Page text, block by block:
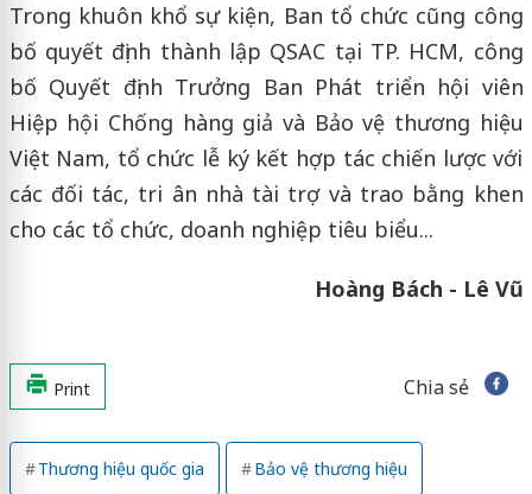
Trong khuôn khổ sự kiện, Ban tổ chức cũng công
bố quyết định thành lập QSAC tại TP. HCM, công
bố Quyết định Trưởng Ban Phát triển hội viên
Hiệp hội Chống hàng giả và Bảo vệ thương hiệu
Việt Nam, tổ chức lễ ký kết hợp tác chiến lược với
các đối tác, tri ân nhà tài trợ và trao bằng khen
cho các tổ chức, doanh nghiệp tiêu biểu...
Hoàng Bách - Lê Vũ
Print Chia sẻ
Thương hiệu quốc gia Bảo vệ thương hiệu